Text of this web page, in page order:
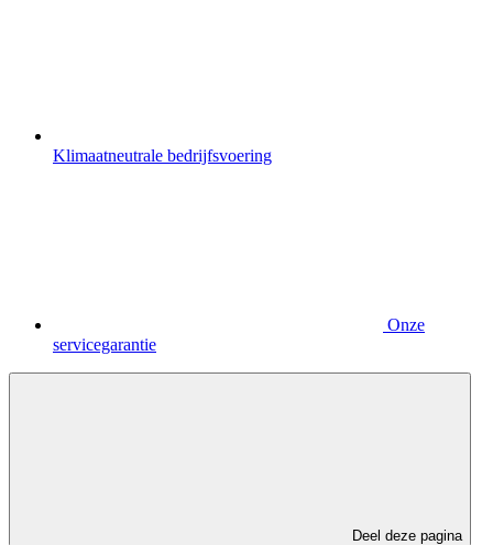
Klimaatneutrale bedrijfsvoering
Onze
servicegarantie
Deel deze pagina